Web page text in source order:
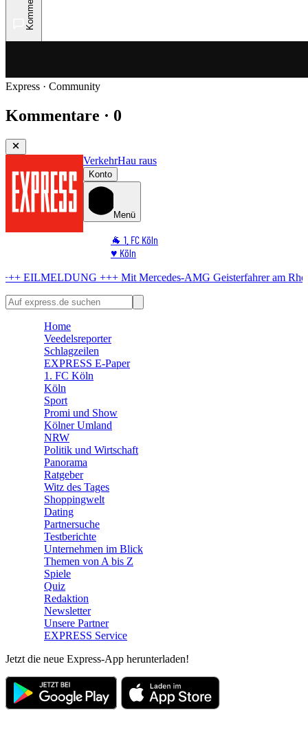
Express · Community
Kommentare · 0
VerkehrHau raus
Konto
Menü
🐐 1. FC Köln
♥️ Köln
🏆 Sport
+++Mit Mercedes-AMGGeisterfahrer am Rhein –
Home
Veedelsreporter
Schlagzeilen
EXPRESS E-Paper
1. FC Köln
Köln
Sport
Promi und Show
Kölner Umland
NRW
Politik und Wirtschaft
Panorama
Ratgeber
Witz des Tages
Shoppingwelt
Dating
Partnersuche
Testberichte
Unternehmen im Blick
Themen von A bis Z
Spiele
Quiz
Redaktion
Newsletter
Unsere Partner
EXPRESS Service
Jetzt die neue Express-App herunterladen!